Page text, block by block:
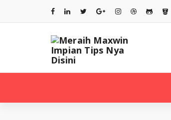
content
Contact Sales
332 00 322